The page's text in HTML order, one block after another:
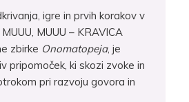
igre in prvih korakov v
MUUU – KRAVICA
zbirke Onomatopeja, je
pripomoček, ki skozi zvoke in
pri razvoju govora in